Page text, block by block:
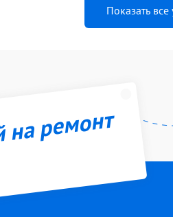
Показать все
ремонт